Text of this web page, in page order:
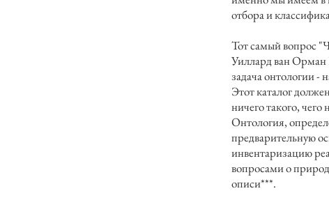
отбора и
Тот самый вопрос
Уиллард ван Орман
задача онтологии -
Этот каталог
ничего такого, чего
Онтология,
предварительную
инвентаризацию
вопросами о
описи***.